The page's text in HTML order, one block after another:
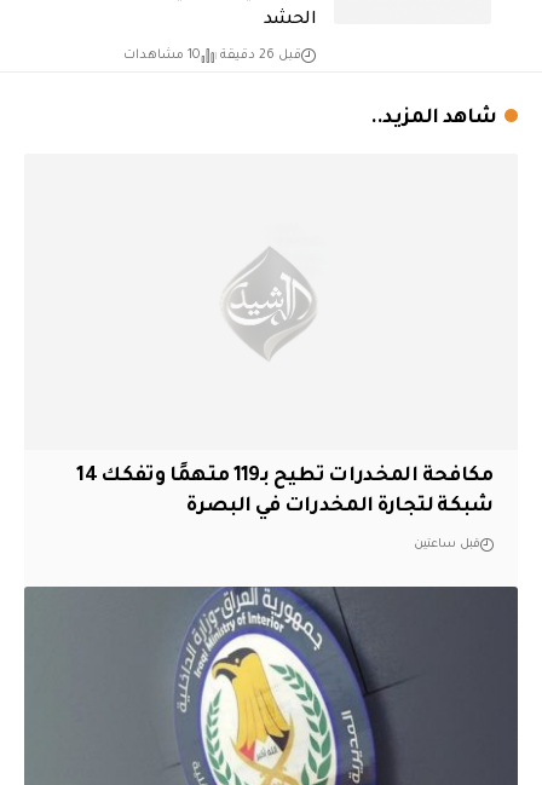
الحشد
قبل 26 دقيقة 10 مشاهدات
شاهد المزيد..
مكافحة المخدرات تطيح بـ119 متهمًا وتفكك 14
شبكة لتجارة المخدرات في البصرة
قبل ساعتين